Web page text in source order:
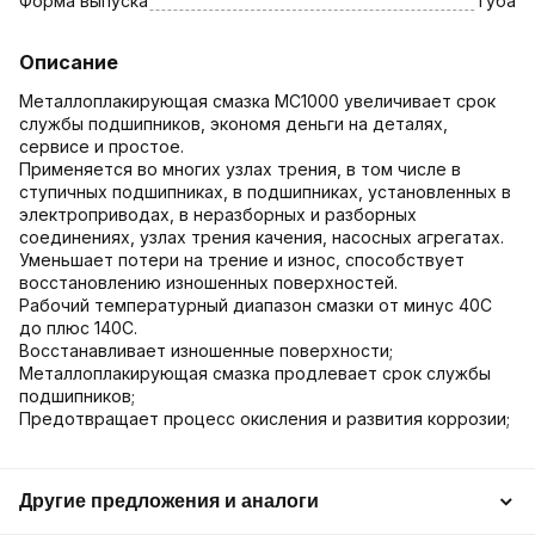
Описание
Металлоплакирующая смазка МС1000 увеличивает срок
службы подшипников, экономя деньги на деталях,
сервисе и простое.
Применяется во многих узлах трения, в том числе в
ступичных подшипниках, в подшипниках, установленных в
электроприводах, в неразборных и разборных
соединениях, узлах трения качения, насосных агрегатах.
Уменьшает потери на трение и износ, способствует
восстановлению изношенных поверхностей.
Рабочий температурный диапазон смазки от минус 40С
до плюс 140С.
Восстанавливает изношенные поверхности;
Металлоплакирующая смазка продлевает срок службы
подшипников;
Предотвращает процесс окисления и развития коррозии;
Другие предложения и аналоги